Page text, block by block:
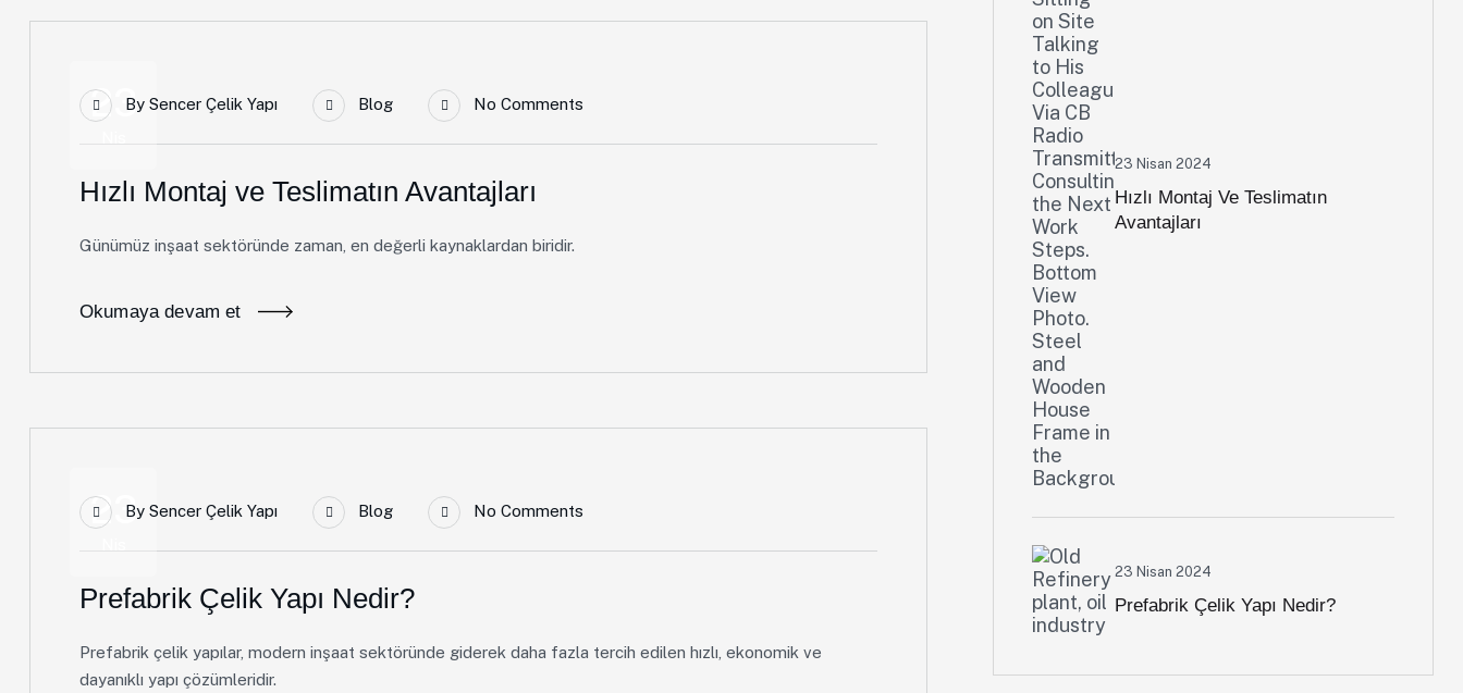
23By Sencer Çelik Yapı Blog No Comments
Hızlı Montaj ve Teslimatın Avantajları
Günümüz inşaat sektöründe zaman, en değerli kaynaklardan biridir.
Okumaya devam et
23By Sencer Çelik Yapı Blog No Comments
Prefabrik Çelik Yapı Nedir?
Prefabrik çelik yapılar, modern inşaat sektöründe giderek daha fazla tercih edilen hızlı, ekonomik ve
dayanıklı yapı çözümleridir.
23 Nisan 2024
Hızlı Montaj Ve Teslimatın
Avantajları
23 Nisan 2024
Prefabrik Çelik Yapı Nedir?